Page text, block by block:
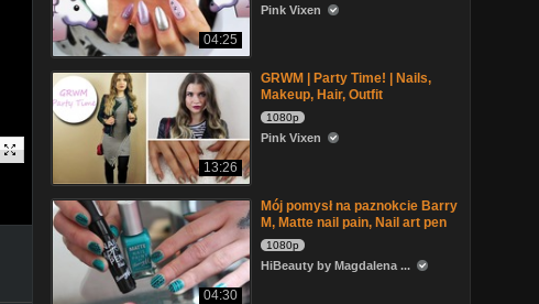
04:25
Pink Vixen
13:26
GRWM | Party Time! | Nails,
Makeup, Hair, Outfit
1080p
Pink Vixen
04:30
Mój pomysł na paznokcie Barry
M, Matte nail pain, Nail art pen
1080p
HiBeauty by Magdalena ...